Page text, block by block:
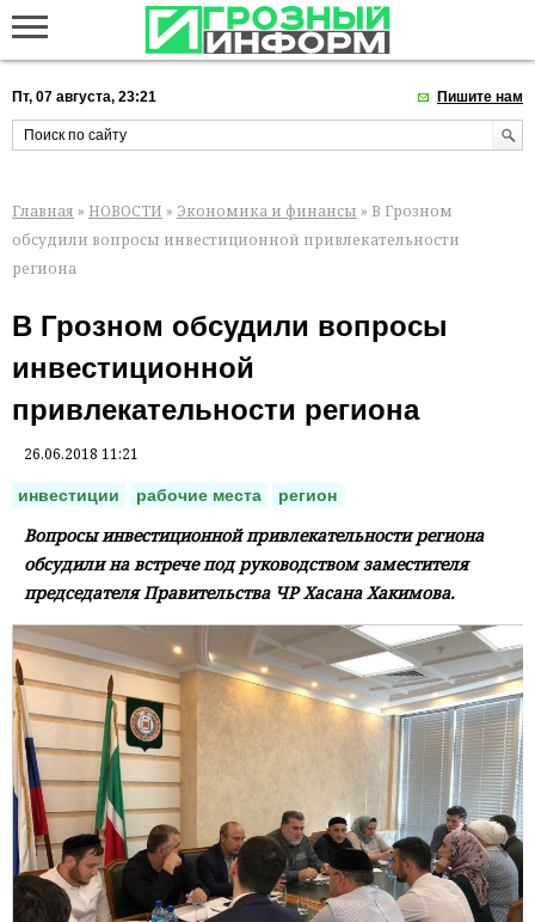
Пт, 07 августа, 23:21 Пишите нам
Главная » НОВОСТИ » Экономика и финансы » В Грозном
обсудили вопросы инвестиционной привлекательности
региона
В Грозном обсудили вопросы
инвестиционной
привлекательности региона
26.06.2018 11:21
инвестиции рабочие места регион
Вопросы инвестиционной привлекательности региона
обсудили на встрече под руководством заместителя
председателя Правительства ЧР Хасана Хакимова.